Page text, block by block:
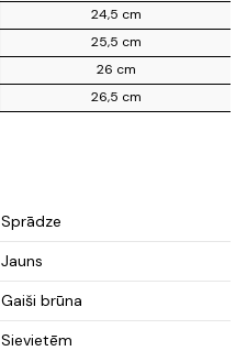
24,5 cm
25,5 cm
26 cm
26,5 cm
Sprādze
Jauns
Gaiši brūna
Sievietēm